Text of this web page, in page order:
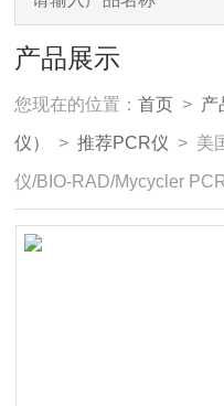
产品展示
您现在的位置：首页 > 产
仪） >推荐PCR仪 > 美
仪/BIO-RAD/Mycycler